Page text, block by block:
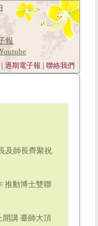
報
| 過期電子報 | 聯絡我們
及師長齊聚祝
推動博士雙聯
開講 臺師大頂